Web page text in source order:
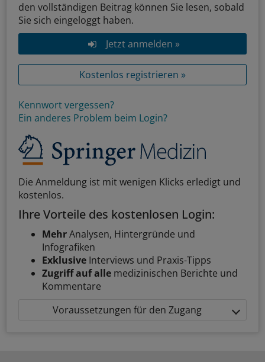
den vollständigen Beitrag können Sie lesen, sobald
Sie sich eingeloggt haben.
Jetzt anmelden »
Kostenlos registrieren »
Kennwort vergessen?
Ein anderes Problem beim Login?
Die Anmeldung ist mit wenigen Klicks erledigt und
kostenlos.
Ihre Vorteile des kostenlosen Login:
MehrAnalysen, Hintergründe und
Infografiken
Exklusive Interviews und Praxis-Tipps
Zugriff auf alle medizinischen Berichte und
Kommentare
Voraussetzungen für den Zugang